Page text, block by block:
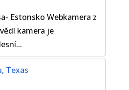
Estonsko Webkamera z
kamera je